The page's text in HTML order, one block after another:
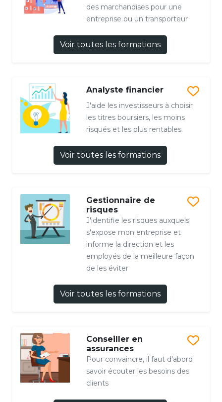
des marchandises pour une
entreprise ou un transporteur
Voir toutes les formations
Analyste financier
J'aide les investisseurs à choisir
les titres boursiers, les moins
risqués et les plus rentables.
Voir toutes les formations
Gestionnaire de
risques
J'identifie les risques auxquels
s'expose mon entreprise et
informe la direction et les
employés de la meilleure façon
de les éviter
Voir toutes les formations
Conseiller en
assurances
Pour convaincre, il faut d'abord
savoir écouter les besoins des
clients